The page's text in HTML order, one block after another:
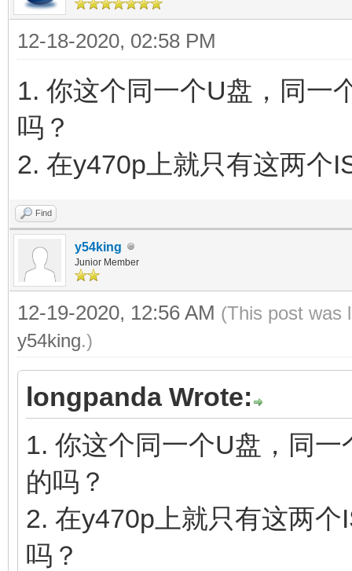
12-18-2020, 02:58 PM
1. 你这个同一个U盘，同一
吗？
2. 在y470p上就只有这两个
Find
y54king
Junior Member
12-19-2020, 12:56 AM (This post was
y54king.)
longpanda Wrote:
1. 你这个同一个U盘，同
的吗？
2. 在y470p上就只有这两
吗？